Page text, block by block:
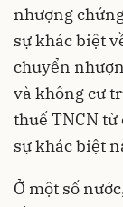
nhượng
sự khác biệt
chuyển
và không cư
thuế TNCN
sự khác biệt
Ở một số